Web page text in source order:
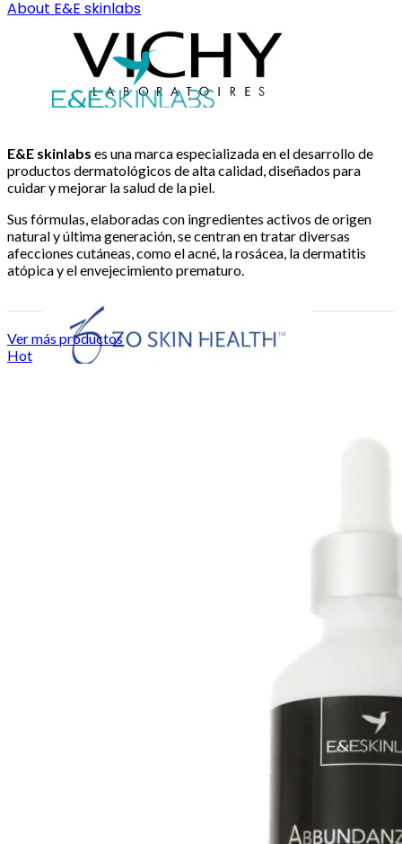
About E&E skinlabs
E&E skinlabs es una marca especializada en el desarrollo de
productos dermatológicos de alta calidad, diseñados para
cuidar y mejorar la salud de la piel.
Sus fórmulas, elaboradas con ingredientes activos de origen
natural y última generación, se centran en tratar diversas
afecciones cutáneas, como el acné, la rosácea, la dermatitis
atópica y el envejecimiento prematuro.
Ver más productos
Hot